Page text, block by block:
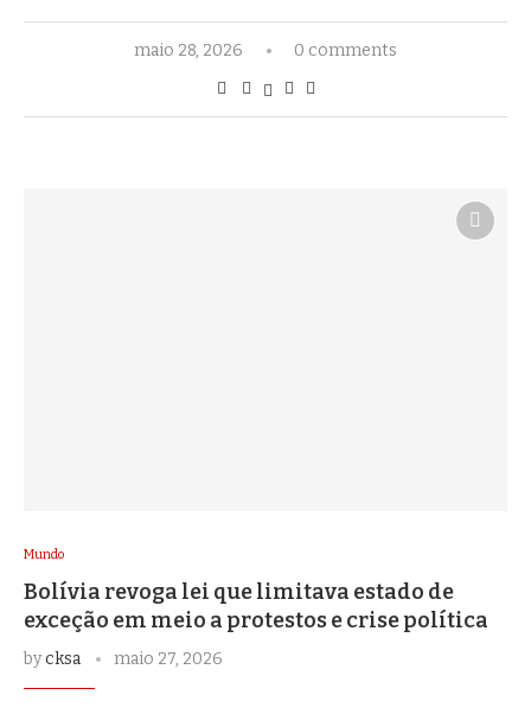
maio 28, 2026 0 comments
Mundo
Bolívia revoga lei que limitava estado de
exceção em meio a protestos e crise política
bycksa maio 27, 2026